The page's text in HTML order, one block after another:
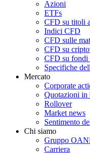
Azioni
ETFs
CFD su titoli
Indici CFD
CFD sulle
CFD su
CFD su fondi
Specifiche
Mercato
Corporate
Quotazioni in
Rollover
Market news
Sentimento
Chi siamo
Gruppo
Carriera